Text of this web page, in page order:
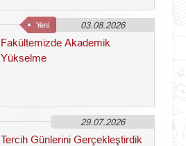
03.08.2026
Fakültemizde Akademik
Yükselme
Yeni
29.07.2026
Tercih Günlerini Gerçekleştirdik